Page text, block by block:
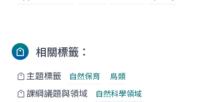
相關標籤：
主題標籤 自然保育 鳥類
課綱議題與領域 自然科學領域